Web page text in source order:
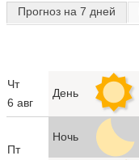
Прогноз на 7 дней
Чт
6 авг
День
Пт
Ночь